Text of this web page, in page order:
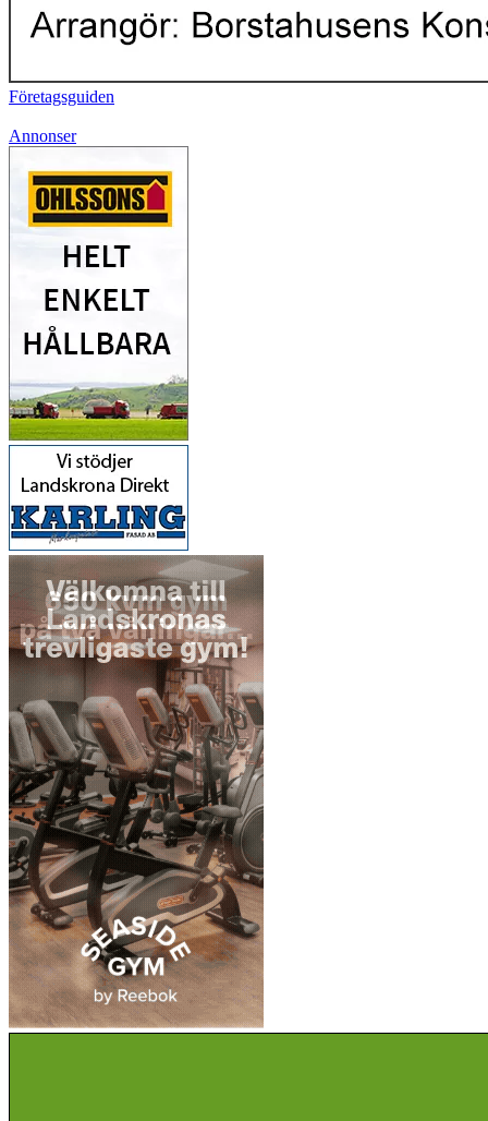
Företagsguiden
Annonser